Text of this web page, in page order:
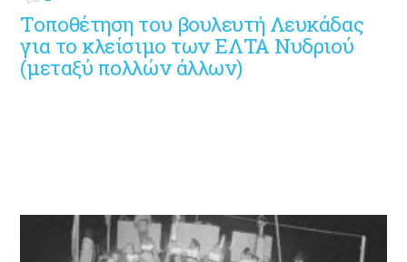
Τοποθέτηση του βουλευτή Λευκάδας
για το κλείσιμο των ΕΛΤΑ Νυδριού
(μεταξύ πολλών άλλων)